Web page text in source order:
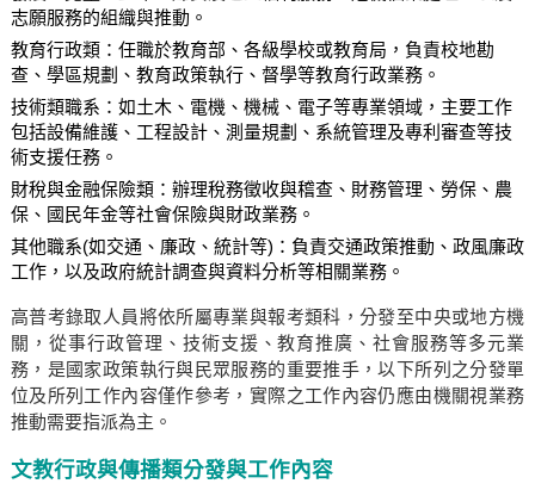
志願服務的組織與推動。
教育行政類：任職於教育部、各級學校或教育局，負責校地勘
查、學區規劃、教育政策執行、督學等教育行政業務。
技術類職系：如土木、電機、機械、電子等專業領域，主要工作
包括設備維護、工程設計、測量規劃、系統管理及專利審查等技
術支援任務。
財稅與金融保險類：辦理稅務徵收與稽查、財務管理、勞保、農
保、國民年金等社會保險與財政業務。
其他職系(如交通、廉政、統計等)：負責交通政策推動、政風廉政
工作，以及政府統計調查與資料分析等相關業務。
高普考錄取人員將依所屬專業與報考類科，分發至中央或地方機
關，從事行政管理、技術支援、教育推廣、社會服務等多元業
務，是國家政策執行與民眾服務的重要推手，以下所列之分發單
位及所列工作內容僅作參考，實際之工作內容仍應由機關視業務
推動需要指派為主。
文教行政與傳播類分發與工作內容